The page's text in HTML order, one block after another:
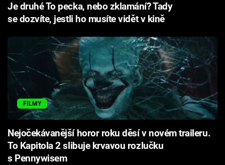
Sledujte nás
Je druhé To pecka, nebo zklamání? Tady
se dozvíte, jestli ho musíte vidět v kině
FILMY
Nejočekávanější horor roku děsí v novém traileru.
To Kapitola 2 slibuje krvavou rozlučku
s Pennywisem